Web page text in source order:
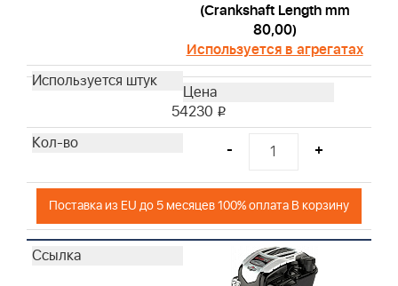
(Crankshaft Length mm
80,00)
Используется в агрегатах
54230 i
- +
Поставка из EU до 5 месяцев 100% оплата В корзину